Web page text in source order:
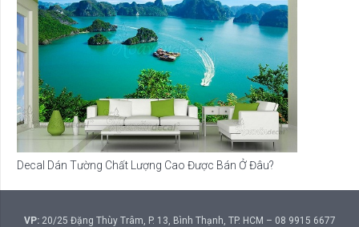
Decal Dán Tường Chất Lượng Cao Được Bán Ở Đâu?
VP:20/25 Đặng Thùy Trâm, P. 13, Bình Thạnh, TP. HCM – 08 9915 6677